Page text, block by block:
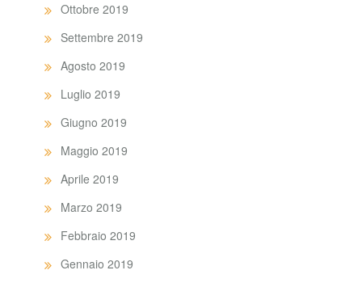
Ottobre 2019
Settembre 2019
Agosto 2019
Luglio 2019
Giugno 2019
Maggio 2019
Aprile 2019
Marzo 2019
Febbraio 2019
Gennaio 2019